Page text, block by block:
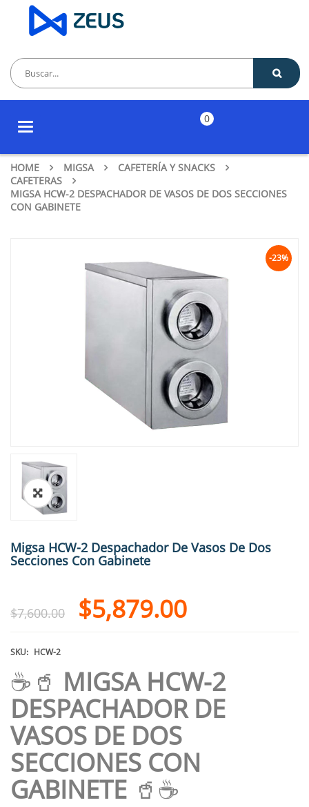
Toggle
0
HOME MIGSA
CAFETERÍA Y SNACKS
CAFETERAS
MIGSA HCW-2 DESPACHADOR DE VASOS DE DOS SECCIONES
CON GABINETE
-23%
🔍
Migsa HCW-2 Despachador De Vasos De Dos
Secciones Con Gabinete
$7,600.00 $5,879.00
SKU: HCW-2
☕🥤 MIGSA HCW-2
DESPACHADOR DE
VASOS DE DOS
SECCIONES CON
GABINETE 🥤☕